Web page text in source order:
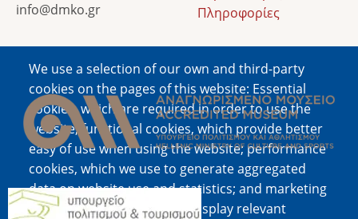
We use a selection of our own and third-party
cookies on the pages of this website: Essential
cookies, which are required in order to use the
website; functional cookies, which provide better
easy of use when using the website; performance
cookies, which we use to generate aggregated
data on website use and statistics; and marketing
cookies, which are used to display relevant
info@dmko.gr
Πληροφορίες
Image
Image